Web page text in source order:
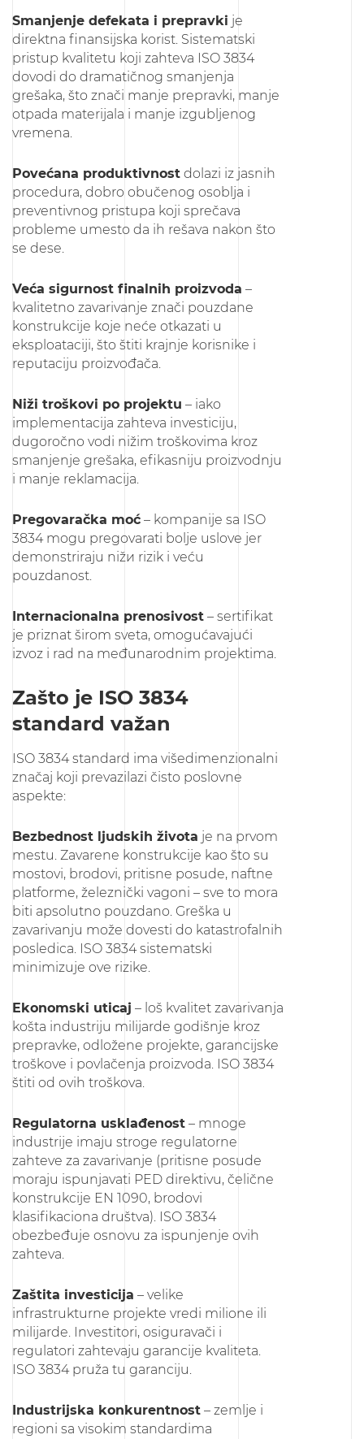
Smanjenje defekata i prepravki je
direktna finansijska korist. Sistematski
pristup kvalitetu koji zahteva ISO 3834
dovodi do dramatičnog smanjenja
grešaka, što znači manje prepravki, manje
otpada materijala i manje izgubljenog
vremena.
Povećana produktivnost dolazi iz jasnih
procedura, dobro obučenog osoblja i
preventivnog pristupa koji sprečava
probleme umesto da ih rešava nakon što
se dese.
Veća sigurnost finalnih proizvoda –
kvalitetno zavarivanje znači pouzdane
konstrukcije koje neće otkazati u
eksploataciji, što štiti krajnje korisnike i
reputaciju proizvođača.
Niži troškovi po projektu – iako
implementacija zahteva investiciju,
dugoročno vodi nižim troškovima kroz
smanjenje grešaka, efikasniju proizvodnju
i manje reklamacija.
Pregovaračka moć – kompanije sa ISO
3834 mogu pregovarati bolje uslove jer
demonstriraju nižи rizik i veću
pouzdanost.
Internacionalna prenosivost – sertifikat
je priznat širom sveta, omogućavajući
izvoz i rad na međunarodnim projektima.
Zašto je ISO 3834
standard važan
ISO 3834 standard ima višedimenzionalni
značaj koji prevazilazi čisto poslovne
aspekte:
Bezbednost ljudskih života je na prvom
mestu. Zavarene konstrukcije kao što su
mostovi, brodovi, pritisne posude, naftne
platforme, železnički vagoni – sve to mora
biti apsolutno pouzdano. Greška u
zavarivanju može dovesti do katastrofalnih
posledica. ISO 3834 sistematski
minimizuje ove rizike.
Ekonomski uticaj – loš kvalitet zavarivanja
košta industriju milijarde godišnje kroz
prepravke, odložene projekte, garancijske
troškove i povlačenja proizvoda. ISO 3834
štiti od ovih troškova.
Regulatorna usklađenost – mnoge
industrije imaju stroge regulatorne
zahteve za zavarivanje (pritisne posude
moraju ispunjavati PED direktivu, čelične
konstrukcije EN 1090, brodovi
klasifikaciona društva). ISO 3834
obezbeđuje osnovu za ispunjenje ovih
zahteva.
Zaštita investicija – velike
infrastrukturne projekte vredi milione ili
milijarde. Investitori, osiguravači i
regulatori zahtevaju garancije kvaliteta.
ISO 3834 pruža tu garanciju.
Industrijska konkurentnost – zemlje i
regioni sa visokim standardima